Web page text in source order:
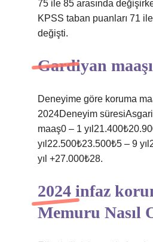
75 ile 85 arasında
KPSS taban puanları 71
değişti.
Gardiyan
Deneyime göre koruma
2024Deneyim
maaş0 – 1
yıl22.500₺23.500₺5 – 9
yıl +27.000₺28.
2024 infaz
Memuru Nasıl